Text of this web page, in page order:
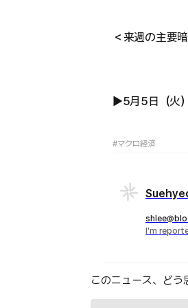
＜来週の主要
▶︎5月5日（火
#マクロ経済
I'm
このニュース、どう